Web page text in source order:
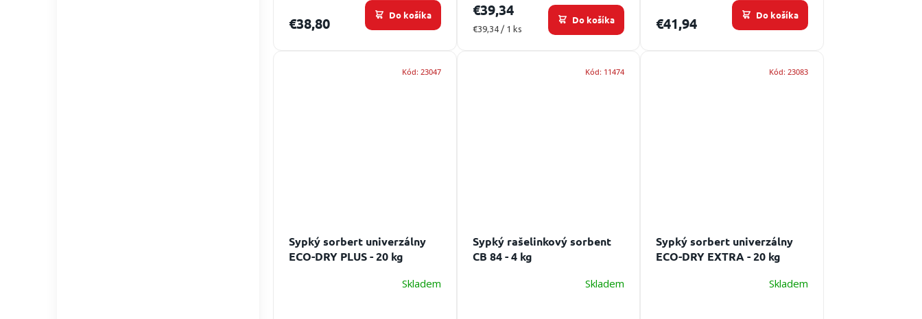
€38,80 Do košíka €39,34
Jednotková
€39,34 / 1 ks
Do košíka €41,94 Do košíka
Sypký sorbert univerzálny
ECO-DRY PLUS - 20 kg
Skladem
Kód: 23047
Sypký rašelinkový sorbent
CB 84 - 4 kg
Skladem
Kód: 11474
Sypký sorbert univerzálny
ECO-DRY EXTRA - 20 kg
Skladem
Kód: 23083